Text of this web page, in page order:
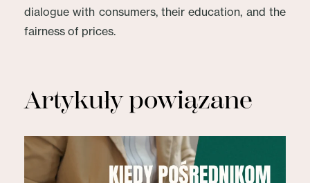
dialogue with consumers, their education, and the
fairness of prices.
Artykuły powiązane